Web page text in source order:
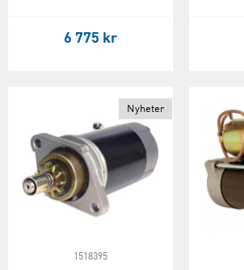
6 775 kr
Nyheter
1518395